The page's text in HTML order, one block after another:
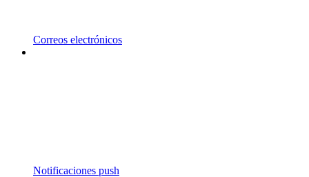
Correos electrónicos
Notificaciones push